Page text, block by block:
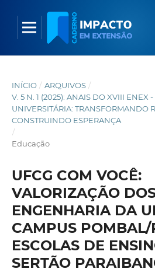
INÍCIO / ARQUIVOS /
V. 5 N. 1 (2025): ANAIS DO XVIII ENEX
UNIVERSITÁRIA: TRANSFORMANDO
CONSTRUINDO ESPERANÇA
/
Educação
UFCG COM VOCÊ:
VALORIZAÇÃO
ENGENHARIA DA
CAMPUS POMBAL/
ESCOLAS DE
SERTÃO